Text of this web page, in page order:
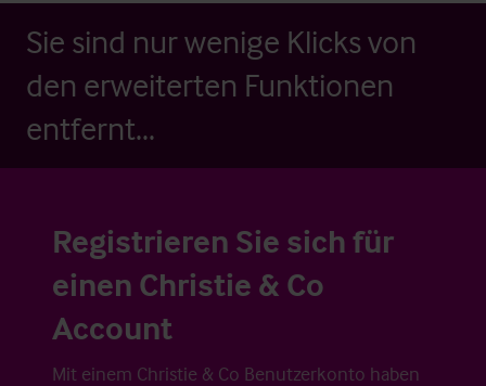
Sie sind nur wenige Klicks von
den erweiterten Funktionen
entfernt...
Registrieren Sie sich für
einen Christie & Co
Account
Mit einem Christie & Co Benutzerkonto haben